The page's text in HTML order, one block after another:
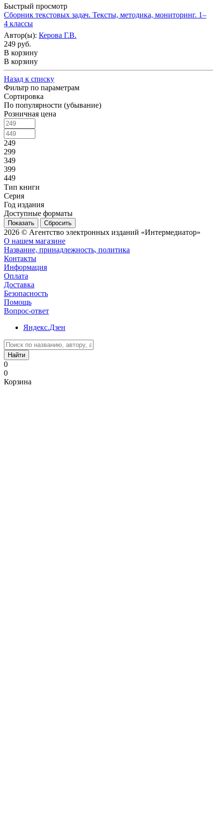
Быстрый просмотр
Сборник текстовых задач. Тексты, методика, мониторинг. 1–
4 классы
Автор(ы): Керова Г.В.
249 руб.
В корзину
В корзину
Назад к списку
Фильтр по параметрам
Сортировка
По популярности (убывание)
Розничная цена
249
299
349
399
449
Тип книги
Серия
Год издания
Доступные форматы
Сбросить
2026 © Агентство электронных изданий «Интермедиатор»
О нашем магазине
Название, принадлежность, политика
Контакты
Информация
Оплата
Доставка
Безопасность
Помощь
Вопрос-ответ
Яндекс.Дзен
Найти
0
0
Корзина